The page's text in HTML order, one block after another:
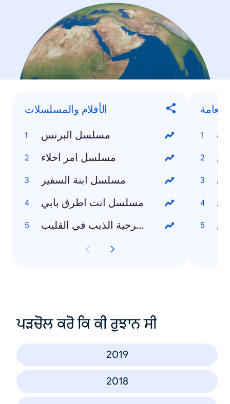
الأفلام والمسلسلات
مسلسل البرنس
مسلسل امر اخلاء
مسلسل ابنة السفير
مسلسل انت اطرق بابي
مسرحية الذيب في القليب
ਪੜਚੋਲ ਕਰੋ ਕਿ ਕੀ ਰੁਝਾਨ ਸੀ
2019
2018